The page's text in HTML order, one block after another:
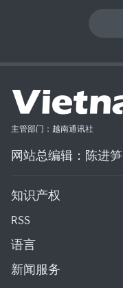
主管部门：越南通讯社
网站总编辑：陈进笋
知识产权
RSS
语言
新闻服务